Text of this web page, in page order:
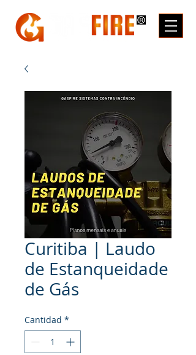
Curitiba | Laudo
de Estanqueidade
de Gás
Cantidad *